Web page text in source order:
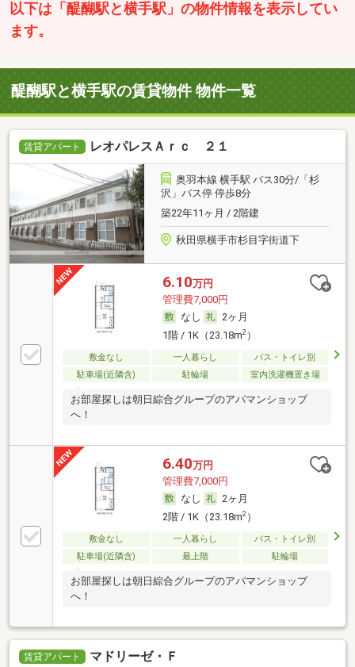
以下は「醍醐駅と横手駅」の物件情報を表示してい
ます。
醍醐駅と横手駅の賃貸物件 物件一覧
賃貸アパート レオパレスＡｒｃ ２１
奥羽本線 横手駅 バス30分/「杉
沢」バス停 停歩8分
築22年11ヶ月 / 2階建
秋田県横手市杉目字街道下
6.10万円
管理費7,000円
なし
2ヶ月
1階 / 1K（23.18m2）
敷金なし 一人暮らし
バス・トイレ別
駐車場(近隣含)
駐輪場 室内洗濯機置き場
お部屋探しは朝日綜合グループのアパマンショップ
へ！
6.40万円
管理費7,000円
なし
2ヶ月
2階 / 1K（23.18m2）
敷金なし 一人暮らし
バス・トイレ別
駐車場(近隣含)
最上階 駐輪場
お部屋探しは朝日綜合グループのアパマンショップ
へ！
賃貸アパート マドリーゼ・Ｆ